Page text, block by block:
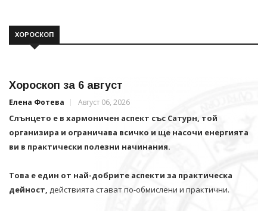
ХОРОСКОП
Хороскоп за 6 август
Елена Фотева Август 06, 2026
Слънцето е в хармоничен аспект със Сатурн, той
организира и ограничава всичко и щe насочи енергията
ви в практически полезни начинания.
Това е един от най-добрите аспекти за практическа
дейност, действията стават по-обмислени и практични.